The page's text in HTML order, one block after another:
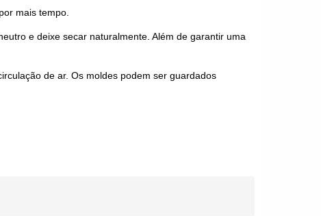
mais tempo.
e deixe secar naturalmente. Além de garantir uma
de ar. Os moldes podem ser guardados